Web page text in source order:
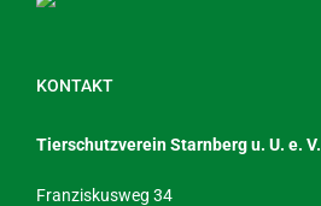
KONTAKT
Tierschutzverein Starnberg u. U. e. V.
Franziskusweg 34